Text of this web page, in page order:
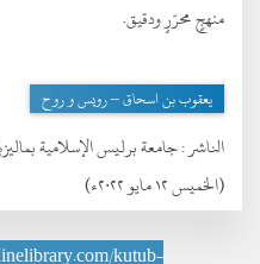
(الخميس ١٢ مايو ٢٠٢٢ء)
الناشر :جامعة برليس الإسلامية
منهجٍ محرّرٍ ودقيق.
يعقوب بن اسحاق – رويس و روح
kutub-